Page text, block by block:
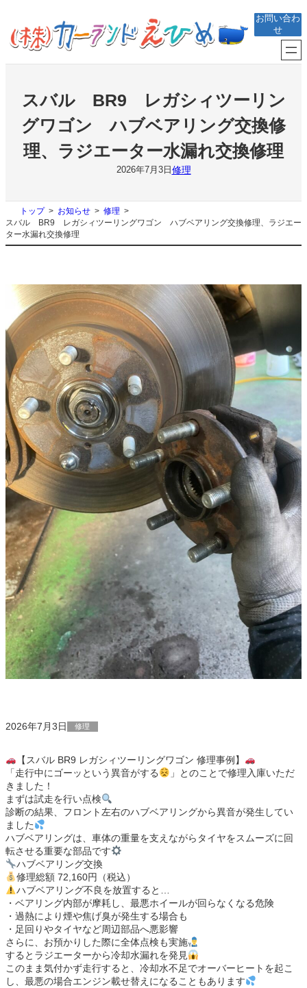
を
ス
キ
お問い合わ
せ
スバル BR9 レガシィツーリン
グワゴン ハブベアリング交換修
理、ラジエーター水漏れ交換修理
2026年7月3日 修理
トップ お知らせ
修理
スバル BR9 レガシィツーリングワゴン ハブベアリング交換修理、ラジエー
ター水漏れ交換修理
2026年7月3日 修理
【スバル BR9 レガシィツーリングワゴン 修理事例】
「走行中にゴーッという異音がする
」とのことで修理入庫いただ
きました！
まずは試走を行い点検
診断の結果、フロント左右のハブベアリングから異音が発生してい
ました
ハブベアリングは、車体の重量を支えながらタイヤをスムーズに回
転させる重要な部品です
ハブベアリング交換
修理総額 72,160円（税込）
ハブベアリング不良を放置すると…
・ベアリング内部が摩耗し、最悪ホイールが回らなくなる危険
・過熱により煙や焦げ臭が発生する場合も
・足回りやタイヤなど周辺部品へ悪影響
さらに、お預かりした際に全体点検も実施
するとラジエーターから冷却水漏れを発見
このまま気付かず走行すると、冷却水不足でオーバーヒートを起こ
し、最悪の場合エンジン載せ替えになることもあります